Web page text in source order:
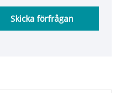
i linje med olika
CE-certifikatet, för
Skicka förfrågan